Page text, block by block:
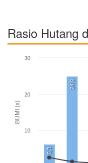
Rasio Hutang
BUMI (x)
6,3
24,9
10
20
30